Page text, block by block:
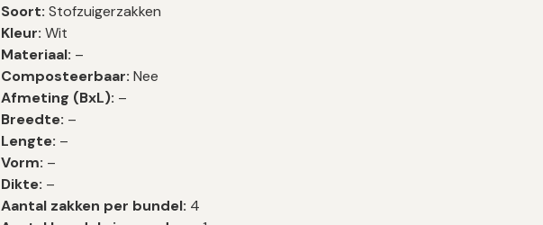
Soort: Stofzuigerzakken
Kleur: Wit
Materiaal: –
Composteerbaar:Nee
Afmeting (BxL): –
Breedte: –
Lengte: –
Vorm: –
Dikte: –
Aantal zakken per bundel: 4